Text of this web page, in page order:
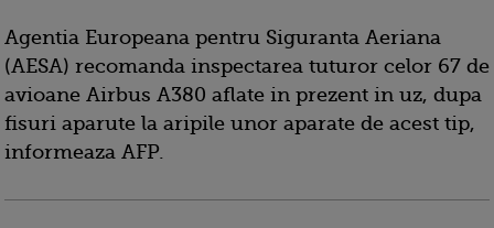
Agentia Europeana pentru Siguranta Aeriana
(AESA) recomanda inspectarea tuturor celor 67 de
avioane Airbus A380 aflate in prezent in uz, dupa
fisuri aparute la aripile unor aparate de acest tip,
informeaza AFP.